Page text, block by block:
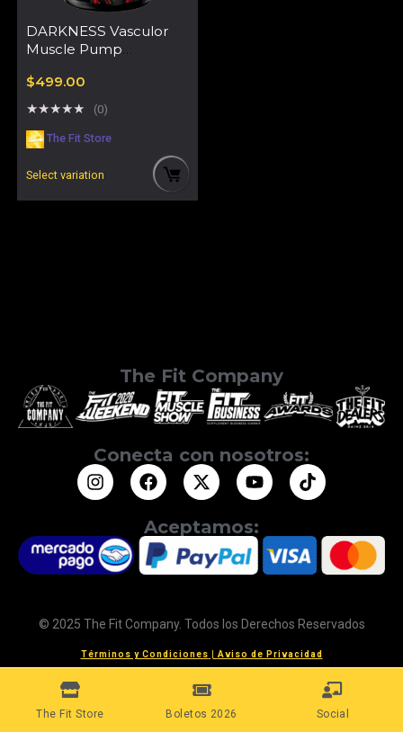
DARKNESS Vasculor
Muscle Pump
$499.00
★★★★★ (0)
The Fit Store
Select variation
The Fit Company
Conecta con nosotros:
Aceptamos:
© 2025 The Fit Company. Todos los Derechos Reservados
Términos y Condiciones Aviso de Privacidad
The Fit Store Boletos 2026 Social